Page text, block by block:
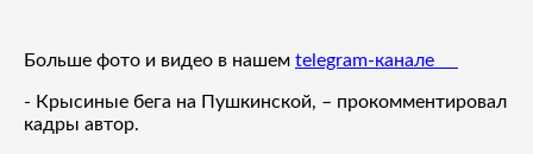
Больше фото и видео в нашем telegram-канале
- Крысиные бега на Пушкинской, – прокомментировал
кадры автор.